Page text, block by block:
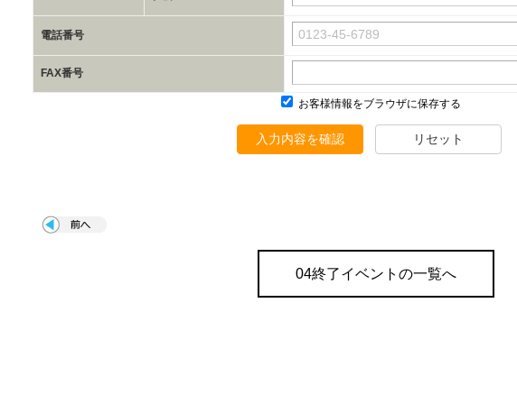
電話番号
FAX番号
お客様情報をブラウザに保存する
入力内容を確認 リセット
04終了イベントの一覧へ